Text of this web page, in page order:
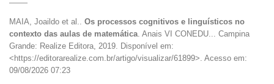
MAIA, Joaildo et al.. Os processos cognitivos e linguísticos no
contexto das aulas de matemática. Anais VI CONEDU... Campina
Grande: Realize Editora, 2019. Disponível em:
<https://editorarealize.com.br/artigo/visualizar/61899>. Acesso em:
09/08/2026 07:23